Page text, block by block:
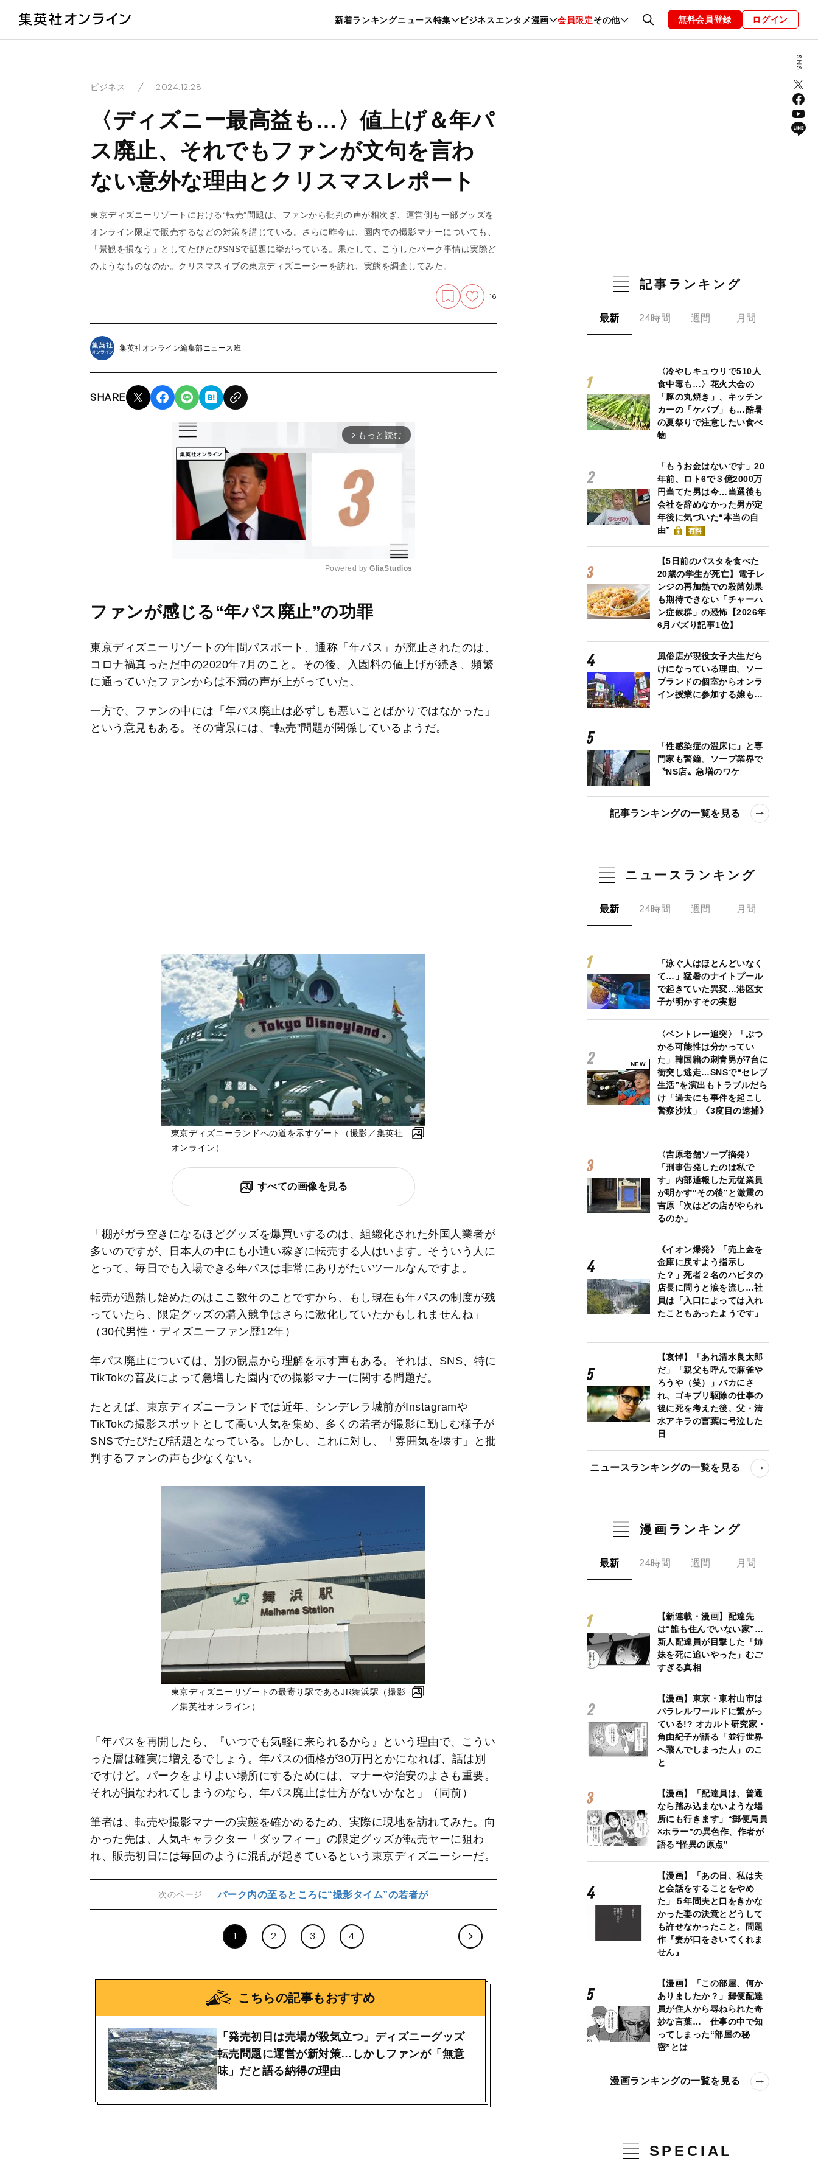
新着ランキングニュース特集 ビジネスエンタメ漫画 会員限定その他
暮らし スポーツ ヘルスケア 美容 グルメ ファッション 恋愛・結婚 編集部 お知らせ
無料会員登録 ログイン
ビジネス 2024.12.28
〈ディズニー最高益も…〉値上げ＆年パ
ス廃止、それでもファンが文句を言わ
ない意外な理由とクリスマスレポート
東京ディズニーリゾートにおける“転売”問題は、ファンから批判の声が相次ぎ、運営側も一部グッズを
オンライン限定で販売するなどの対策を講じている。さらに昨今は、園内での撮影マナーについても、
「景観を損なう」としてたびたびSNSで話題に挙がっている。果たして、こうしたパーク事情は実際ど
のようなものなのか。クリスマスイブの東京ディズニーシーを訪れ、実態を調査してみた。
16
集英社オンライン編集部ニュース班
SHARE
arrow_forward_ios もっと読む
M
u
e
Powered by GliaStudios
ファンが感じる“年パス廃止”の功罪
東京ディズニーリゾートの年間パスポート、通称「年パス」が廃止されたのは、
コロナ禍真っただ中の2020年7月のこと。その後、入園料の値上げが続き、頻繁
に通っていたファンからは不満の声が上がっていた。
一方で、ファンの中には「年パス廃止は必ずしも悪いことばかりではなかった」
という意見もある。その背景には、“転売”問題が関係しているようだ。
東京ディズニーランドへの道を示すゲート（撮影／集英社
オンライン）
すべての画像を見る
「棚がガラ空きになるほどグッズを爆買いするのは、組織化された外国人業者が
多いのですが、日本人の中にも小遣い稼ぎに転売する人はいます。そういう人に
とって、毎日でも入場できる年パスは非常にありがたいツールなんですよ。
転売が過熱し始めたのはここ数年のことですから、もし現在も年パスの制度が残
っていたら、限定グッズの購入競争はさらに激化していたかもしれませんね」
（30代男性・ディズニーファン歴12年）
年パス廃止については、別の観点から理解を示す声もある。それは、SNS、特に
TikTokの普及によって急増した園内での撮影マナーに関する問題だ。
たとえば、東京ディズニーランドでは近年、シンデレラ城前がInstagramや
TikTokの撮影スポットとして高い人気を集め、多くの若者が撮影に勤しむ様子が
SNSでたびたび話題となっている。しかし、これに対し、「雰囲気を壊す」と批
判するファンの声も少なくない。
東京ディズニーリゾートの最寄り駅であるJR舞浜駅（撮影
／集英社オンライン）
「年パスを再開したら、『いつでも気軽に来られるから』という理由で、こうい
った層は確実に増えるでしょう。年パスの価格が30万円とかになれば、話は別
ですけど。パークをよりよい場所にするためには、マナーや治安のよさも重要。
それが損なわれてしまうのなら、年パス廃止は仕方がないかなと」（同前）
筆者は、転売や撮影マナーの実態を確かめるため、実際に現地を訪れてみた。向
かった先は、人気キャラクター「ダッフィー」の限定グッズが転売ヤーに狙わ
れ、販売初日には毎回のように混乱が起きているという東京ディズニーシーだ。
次のページ パーク内の至るところに“撮影タイム”の若者が
1 2 3 4
こちらの記事もおすすめ
「発売初日は売場が殺気立つ」ディズニーグッズ
転売問題に運営が新対策…しかしファンが「無意
味」だと語る納得の理由
記事ランキング
最新 24時間 週間 月間
〈冷やしキュウリで510人
食中毒も…〉花火大会の
「豚の丸焼き」、キッチン
カーの「ケバブ」も…酷暑
の夏祭りで注意したい食べ
物
「もうお金はないです」20
年前、ロト6で３億2000万
円当てた男は今…当選後も
会社を辞めなかった男が定
年後に気づいた“本当の自
由”
有料
【5日前のパスタを食べた
20歳の学生が死亡】電子レ
ンジの再加熱での殺菌効果
も期待できない「チャーハ
ン症候群」の恐怖【2026年
6月バズり記事1位】
風俗店が現役女子大生だら
けになっている理由。ソー
プランドの個室からオンラ
イン授業に参加する嬢も…
「性感染症の温床に」と専
門家も警鐘。ソープ業界で
〝NS店〟急増のワケ
記事ランキングの一覧を見る
ニュースランキング
最新 24時間 週間 月間
「泳ぐ人はほとんどいなく
て…」猛暑のナイトプール
で起きていた異変…港区女
子が明かすその実態
NEW
〈ベントレー追突〉「ぶつ
かる可能性は分かってい
た」韓国籍の刺青男が7台に
衝突し逃走…SNSで“セレブ
生活”を演出もトラブルだら
け「過去にも事件を起こし
警察沙汰」《3度目の逮捕》
〈吉原老舗ソープ摘発〉
「刑事告発したのは私で
す」内部通報した元従業員
が明かす“その後”と激震の
吉原「次はどの店がやられ
るのか」
《イオン爆発》「売上金を
金庫に戻すよう指示し
た？」死者２名のハビタの
店長に問うと涙を流し…社
員は「入口によっては入れ
たこともあったようです」
【哀悼】「あれ清水良太郎
だ」「親父も呼んで麻雀や
ろうや（笑）」バカにさ
れ、ゴキブリ駆除の仕事の
後に死を考えた後、父・清
水アキラの言葉に号泣した
日
ニュースランキングの一覧を見る
漫画ランキング
最新 24時間 週間 月間
【新連載・漫画】配達先
は“誰も住んでいない家”…
新人配達員が目撃した「姉
妹を死に追いやった」むご
すぎる真相
【漫画】東京・東村山市は
パラレルワールドに繋がっ
ている!? オカルト研究家・
角由紀子が語る「並行世界
へ飛んでしまった人」のこ
と
【漫画】「配達員は、普通
なら踏み込まないような場
所にも行きます」“郵便局員
×ホラー”の異色作、作者が
語る“怪異の原点”
【漫画】「あの日、私は夫
と会話をすることをやめ
た」５年間夫と口をきかな
かった妻の決意とどうして
も許せなかったこと。問題
作『妻が口をきいてくれま
せん』
【漫画】「この部屋、何か
ありましたか？」郵便配達
員が住人から尋ねられた奇
妙な言葉… 仕事の中で知
ってしまった“部屋の秘
密”とは
漫画ランキングの一覧を見る
SPECIAL